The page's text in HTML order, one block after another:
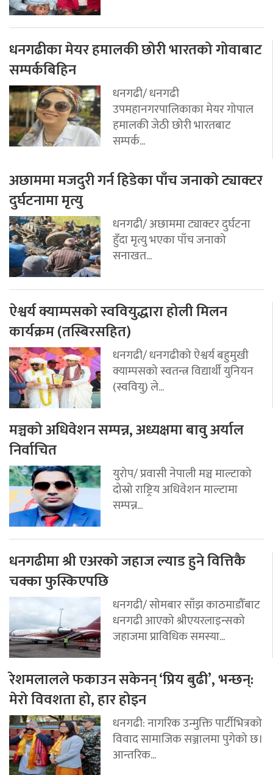
धनगढीका मेयर हमालकी छोरी भारतको गोवाबाट
सम्पर्कबिहिन
धनगढी/ धनगढी
उपमहानगरपालिकाका मेयर गोपाल
हमालकी जेठी छोरी भारतबाट
सम्पर्क...
अछाममा मजदुरी गर्न हिडेका पाँच जनाको ट्याक्टर
दुर्घटनामा मृत्यु
धनगढी/ अछाममा ट्याक्टर दुर्घटना
हुँदा मृत्यु भएका पाँच जनाको
सनाखत...
ऐश्वर्य क्याम्पसको स्ववियुद्धारा होली मिलन
कार्यक्रम (तस्बिरसहित)
धनगढी/ धनगढीको ऐश्वर्य बहुमुखी
क्याम्पसको स्वतन्त्र विद्यार्थी युनियन
(स्ववियु) ले...
मञ्चको अधिवेशन सम्पन्न, अध्यक्षमा बावु अर्याल
निर्वाचित
युरोप/ प्रवासी नेपाली मञ्च माल्टाको
दोस्रो राष्ट्रिय अधिवेशन माल्टामा
सम्पन्न...
धनगढीमा श्री एअरको जहाज ल्याड हुने वित्तिकै
चक्का फुस्किएपछि
धनगढी/ सोमबार साँझ काठमाडौँबाट
धनगढी आएको श्रीएयरलाइन्सको
जहाजमा प्राविधिक समस्या...
रेशमलालले फकाउन सकेनन् ‘प्रिय बुढी’, भन्छन्:
मेरो विवशता हो, हार होइन
धनगढी: नागरिक उन्मुक्ति पार्टीभित्रको
विवाद सामाजिक सञ्जालमा पुगेको छ।
आन्तरिक...